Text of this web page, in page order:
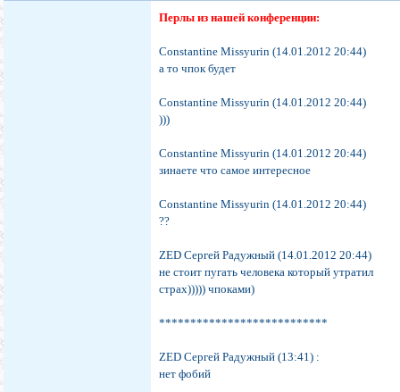
Перлы из нашей конференции:
Constantine Missyurin (14.01.2012 20:44)
а то чпок будет
Constantine Missyurin (14.01.2012 20:44)
)))
Constantine Missyurin (14.01.2012 20:44)
зинаете что самое интересное
Constantine Missyurin (14.01.2012 20:44)
??
ZED Сергей Радужный (14.01.2012 20:44)
не стоит пугать человека который утратил
страх))))) чпоками)
***************************
ZED Сергей Радужный (13:41) :
нет фобий